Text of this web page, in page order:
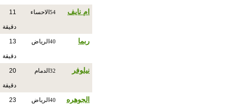
ام نايف 54 الاحساء 11
دقيقة
ربما 40 الرياض 13
دقيقة
نيلوفر 32 الدمام 20
دقيقة
الجوهره
40 الرياض 23